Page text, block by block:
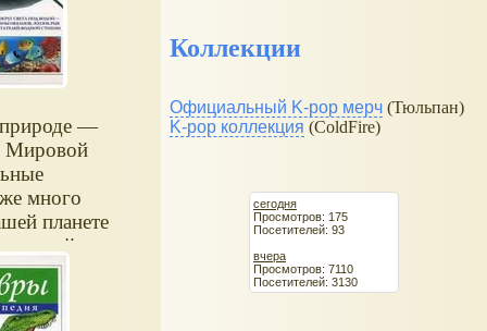
—
Мировой
много
планете
сушей?
мире
и других
Коллекции
Официальный K-pop мерч (Тюльпан)
K-pop коллекция (ColdFire)
сегодня
Просмотров: 175
Посетителей: 93
вчера
Просмотров: 7110
Посетителей: 3130